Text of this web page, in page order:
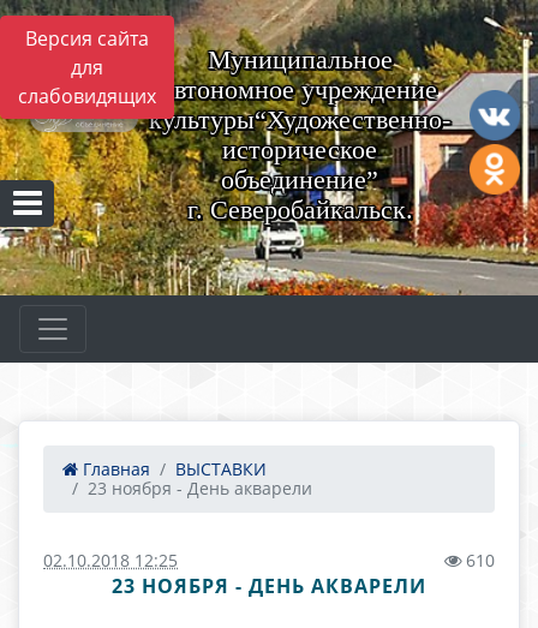
Версия сайта
для
слабовидящих
Муниципальное
автономное учреждение
культуры“Художественно-
историческое
объединение”
г. Северобайкальск.
Главная
ВЫСТАВКИ
23 ноября - День акварели
02.10.2018 12:25 610
23 НОЯБРЯ - ДЕНЬ АКВАРЕЛИ